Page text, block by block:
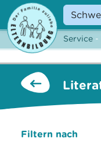
Angebote
Veranstaltungen
Service -
Filtern nach